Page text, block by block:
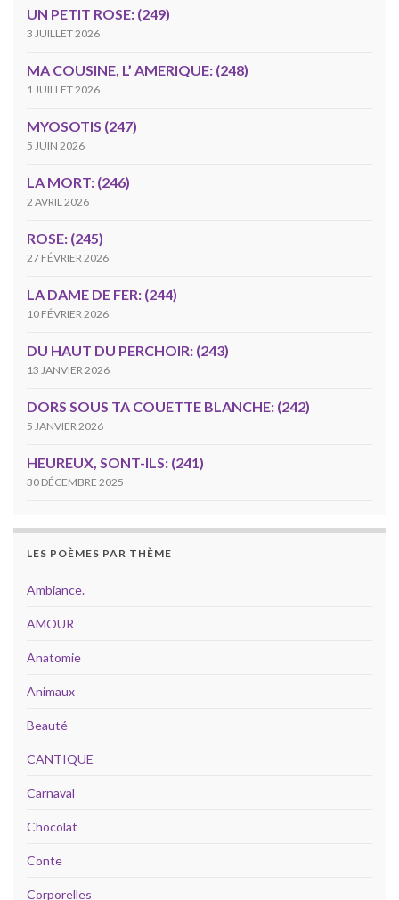
UN PETIT ROSE: (249)
3 JUILLET 2026
MA COUSINE, L’ AMERIQUE: (248)
1 JUILLET 2026
MYOSOTIS (247)
5 JUIN 2026
LA MORT: (246)
2 AVRIL 2026
ROSE: (245)
27 FÉVRIER 2026
LA DAME DE FER: (244)
10 FÉVRIER 2026
DU HAUT DU PERCHOIR: (243)
13 JANVIER 2026
DORS SOUS TA COUETTE BLANCHE: (242)
5 JANVIER 2026
HEUREUX, SONT-ILS: (241)
30 DÉCEMBRE 2025
LES POÈMES PAR THÈME
Ambiance.
AMOUR
Anatomie
Animaux
Beauté
CANTIQUE
Carnaval
Chocolat
Conte
Corporelles